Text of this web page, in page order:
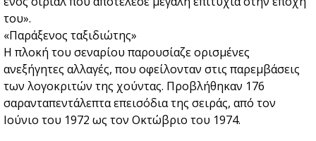
του».
«Παράξενος ταξιδιώτης»
Η πλοκή του σεναρίου παρουσίαζε ορισμένες
ανεξήγητες αλλαγές, που οφείλονταν στις παρεμβάσεις
των λογοκριτών της χούντας. Προβλήθηκαν 176
σαρανταπεντάλεπτα επεισόδια της σειράς, από τον
Ιούνιο του 1972 ως τον Οκτώβριο του 1974.